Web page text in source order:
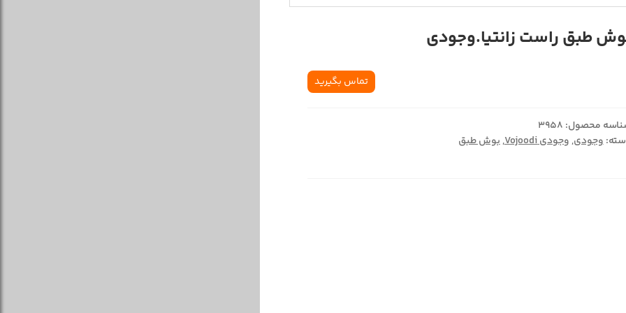
طبق راست زانتيا.وجودي
تماس بگیرید
محصول: 3958
وجودی,وجودی Vojoodi ,بوش طبق